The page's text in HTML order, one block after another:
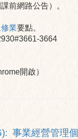
前網路公告）。
業要點。
3664
開啟）
事業經營管理